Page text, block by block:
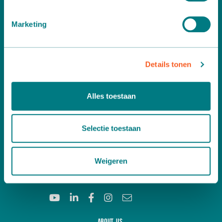
en om ons websiteverkeer te analyseren. Ook delen we
partners kunnen deze gegevens combineren met andere
informatie die u aan ze heeft verstrekt of die ze hebben
verzameld op basis van uw gebruik van hun services.
Marketing
Details tonen
Alles toestaan
Selectie toestaan
Weigeren
ALeemidden 6
+31 (0)174 518 113
Einfo@martinstolze.nl